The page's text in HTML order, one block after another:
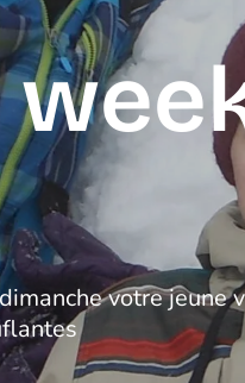
votre jeune